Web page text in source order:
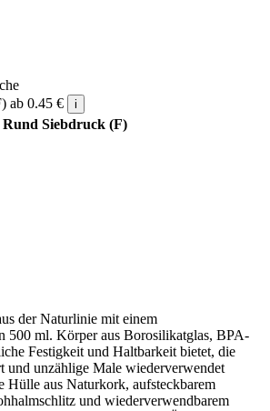
ab 0.45 € i
Siebdruck (F)
der Naturlinie mit einem
500 ml. Körper aus Borosilikatglas, BPA-
Festigkeit und Haltbarkeit bietet, die
und unzählige Male wiederverwendet
Hülle aus Naturkork, aufsteckbarem
und wiederverwendbarem